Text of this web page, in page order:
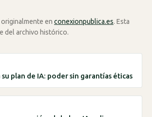
en conexionpublica.es. Esta
del archivo histórico.
su plan de IA: poder sin garantías éticas